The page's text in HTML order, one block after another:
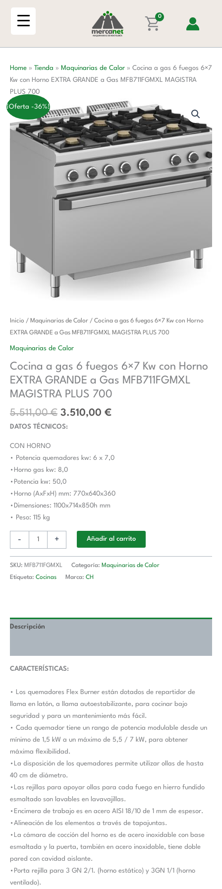
0
Home » Tienda » Maquinarias de Calor » Cocina a gas 6 fuegos 6×7
Kw con Horno EXTRA GRANDE a Gas MFB711FGMXL MAGISTRA
PLUS 700
¡Oferta -36%!
Inicio / Maquinarias de Calor / Cocina a gas 6 fuegos 6×7 Kw con Horno
EXTRA GRANDE a Gas MFB711FGMXL MAGISTRA PLUS 700
Maquinarias de Calor
Cocina a gas 6 fuegos 6×7 Kw con Horno
EXTRA GRANDE a Gas MFB711FGMXL
MAGISTRA PLUS 700
5.511,00€
El
precio
original
5.511,00 €.
3.510,00 €
El
precio
3.510,00 €.
DATOS TÉCNICOS:
CON HORNO
• Potencia quemadores kw: 6 x 7,0
•Horno gas kw: 8,0
•Potencia kw: 50,0
•Horno (AxFxH) mm: 770x640x360
•Dimensiones: 1100x714x850h mm
• Peso: 115 kg
-
Cocina
a
gas
fuegos
6x7
Kw
Horno
EXTRA
MFB711FGMXL
+ Añadir al carrito
SKU: MFB711FGMXL Categoría: Maquinarias de Calor
Etiqueta: Cocinas Marca: CH
Descripción
CARACTERÍSTICAS:
• Los quemadores Flex Burner están dotados de repartidor de
llama en latón, a llama autoestabilizante, para cocinar bajo
seguridad y para un mantenimiento más fácil.
• Cada quemador tiene un rango de potencia modulable desde un
mínimo de 1,5 kW a un máximo de 5,5 / 7 kW, para obtener
máxima flexibilidad.
•La disposición de los quemadores permite utilizar ollas de hasta
40 cm de diámetro.
•Las rejillas para apoyar ollas para cada fuego en hierro fundido
esmaltado son lavables en lavavajillas.
•Encimera de trabajo es en acero AISI 18/10 de 1 mm de espesor.
•Alineación de los elementos a través de tapajuntas.
•La cámara de cocción del horno es de acero inoxidable con base
esmaltada y la puerta, también en acero inoxidable, tiene doble
pared con cavidad aislante.
•Porta rejilla para 3 GN 2/1. (horno estático) y 3GN 1/1 (horno
ventilado).
fuegos
6x7
Kw
Horno
EXTRA
GRANDE
a
Gas
MFB711FGMXL
MAGISTRA